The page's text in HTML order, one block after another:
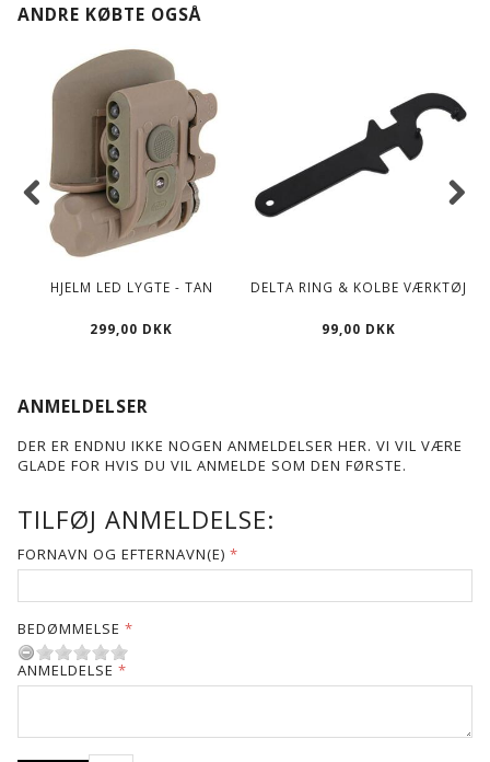
ANDRE KØBTE OGSÅ
HJELM LED LYGTE - TAN
299,00 DKK
DELTA RING & KOLBE VÆRKTØJ
99,00 DKK
ANMELDELSER
DER ER ENDNU IKKE NOGEN ANMELDELSER HER. VI VIL VÆRE
GLADE FOR HVIS DU VIL ANMELDE SOM DEN FØRSTE.
TILFØJ ANMELDELSE:
FORNAVN OG EFTERNAVN(E)
BEDØMMELSE
ANMELDELSE